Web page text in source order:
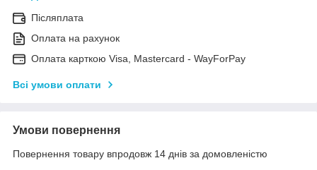
Післяплата
Оплата на рахунок
Оплата карткою Visa, Mastercard - WayForPay
Всі умови оплати
Умови повернення
Повернення товару впродовж 14 днів за домовленістю